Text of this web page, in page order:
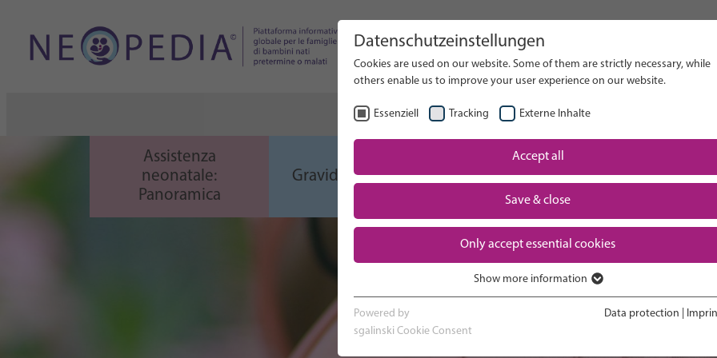
Assistenza
neonatale:
Panoramica
Gravidanza e parto
Esperienza in
terapia intensiva
neonatale
Cerca nel sito web
Datenschutzeinstellungen
Cookies are used on our website. Some of them are strictly necessary, while
others enable us to improve your user experience on our website.
Essenziell Tracking Externe Inhalte
Accept all
Save & close
Only accept essential cookies
Essenzielle Cookies werden für grundlegende Funktionen der Webseite
benötigt. Dadurch ist gewährleistet, dass die Webseite einwandfrei
Show more information
Powered by
sgalinski Cookie Consent
Data protection